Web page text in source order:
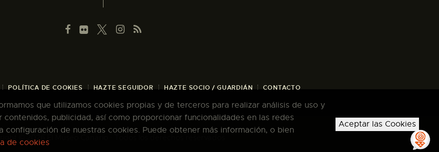
POLÍTICA DE COOKIES HAZTE SEGUIDOR HAZTE SOCIO / GUARDIÁN CONTACTO
© 2026 El Museo Canario · Todos los derechos reservados
que utilizamos cookies propias y de terceros para realizar análisis de uso y
publicidad, así como proporcionar funcionalidades en las redes
de nuestras cookies. Puede obtener más información, o bien
de cookies
Aceptar las Cookies